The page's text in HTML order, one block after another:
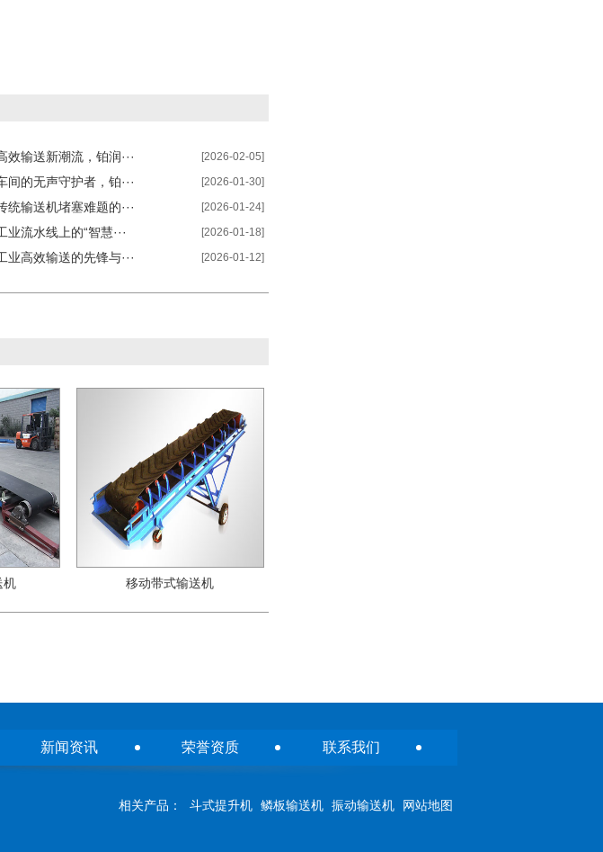
输送新潮流，铂润··· [2026-02-05]
的无声守护者，铂··· [2026-01-30]
输送机堵塞难题的··· [2026-01-24]
流水线上的“智慧··· [2026-01-18]
高效输送的先锋与··· [2026-01-12]
机 移动带式输送机
新闻资讯 荣誉资质 联系我们
相关产品： 斗式提升机 鳞板输送机 振动输送机 网站地图